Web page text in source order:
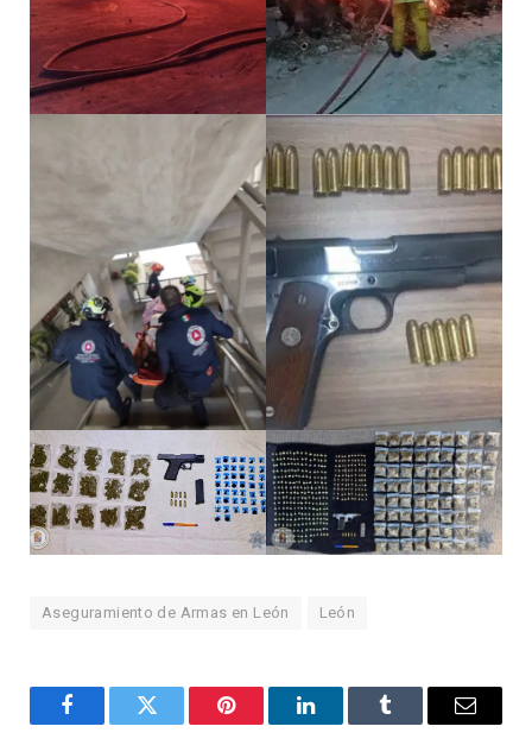
Aseguramiento de Armas en León León
FacebookTwitter Pinterest LinkedInTumblr Email